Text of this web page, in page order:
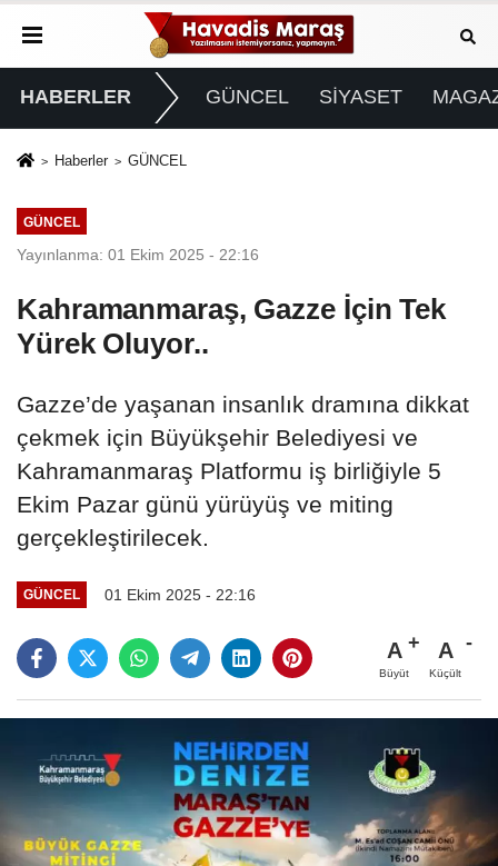
HABERLER GÜNCEL SİYASET
Haberler GÜNCEL
GÜNCEL
Yayınlanma: 01 Ekim 2025 - 22:16
Kahramanmaraş, Gazze İçin Tek
Yürek Oluyor..
Gazze’de yaşanan insanlık dramına dikkat
çekmek için Büyükşehir Belediyesi ve
Kahramanmaraş Platformu iş birliğiyle 5
Ekim Pazar günü yürüyüş ve miting
gerçekleştirilecek.
GÜNCEL 01 Ekim 2025 - 22:16
A
Büyüt
A
Küçült